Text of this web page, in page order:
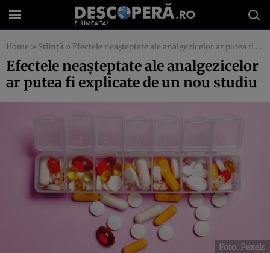
Home » Știință » Efectele neașteptate ale analgezicelor ar putea fi explicate de un nou studiu
Efectele neașteptate ale analgezicelor
ar putea fi explicate de un nou studiu
Foto: Pexels